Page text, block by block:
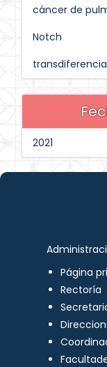
cáncer de
Notch
2021
Página
Rectoría